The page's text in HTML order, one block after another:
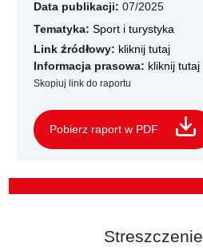
Data publikacji: 07/2025
Tematyka: Sport i turystyka
Link źródłowy: kliknij tutaj
Informacja prasowa: kliknij tutaj
Skopiuj link do raportu
Pobierz raport w PDF
Streszczenie